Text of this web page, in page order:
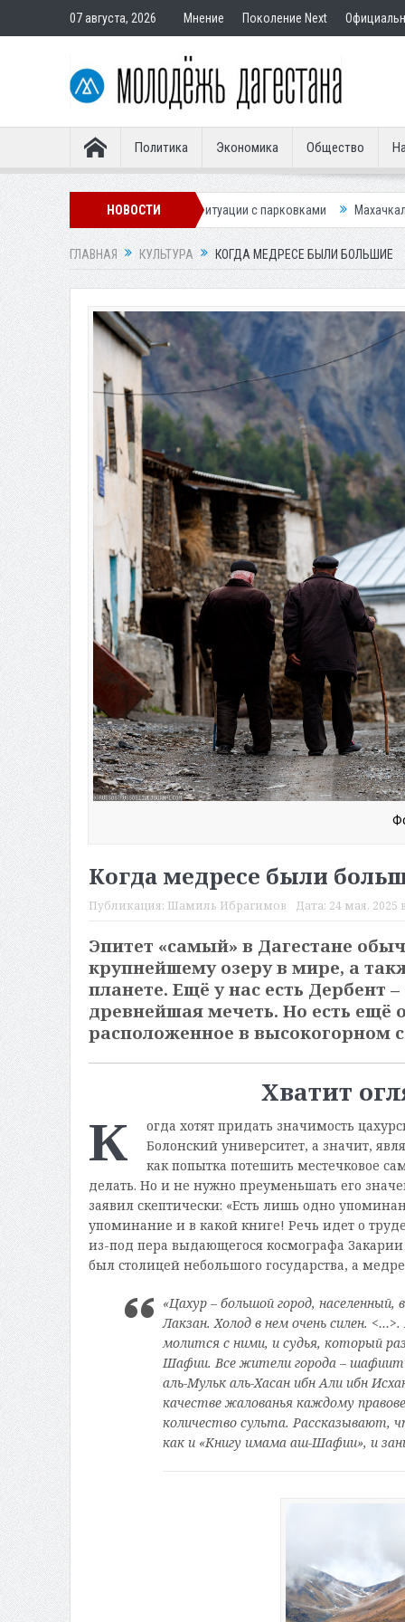
07 августа, 2026 Мнение Поколение Next
Политика Экономика Общество
НОВОСТИ
для улучшения ситуации с парковками Махачкалинское «Динамо»
ГЛАВНАЯ КУЛЬТУРА КОГДА МЕДРЕСЕ БЫЛИ БОЛЬШИЕ
Когда медресе были
Публикация: Шамиль Ибрагимов Дата: 24 мая, 2025
Эпитет «самый» в Дагестане
крупнейшему озеру в мире, а
планете. Ещё у нас есть Дербент
древнейшая мечеть. Но есть ещё
расположенное в высокогорном
Хватит
К
огда хотят придать значимость
Болонский университет, а значит,
как попытка потешить местечковое
делать. Но и не нужно преуменьшать его
заявил скептически: «Есть лишь одно
упоминание и в какой книге! Речь идет о
из-под пера выдающегося космографа
был столицей небольшого государства, а
«Цахур – большой город,
Лакзан. Холод в нем очень силен.
молится с ними, и судья, который
Шафии. Все жители города –
аль-Мульк аль-Хасан ибн Али ибн
качестве жалованья каждому
количество сульта. Рассказывают,
как и «Книгу имама аш-Шафии», и